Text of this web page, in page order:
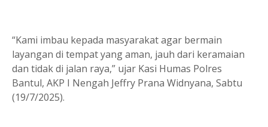
“Kami imbau kepada masyarakat agar bermain
layangan di tempat yang aman, jauh dari keramaian
dan tidak di jalan raya,” ujar Kasi Humas Polres
Bantul, AKP I Nengah Jeffry Prana Widnyana, Sabtu
(19/7/2025).